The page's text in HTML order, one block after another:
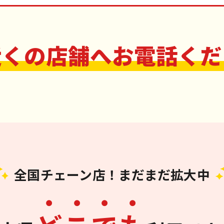
の店舗へお電話く
全国チェーン店！まだまだ拡大中